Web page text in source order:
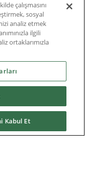
çalışmasını
sosyal
analiz etmek
ilgili
ortaklarımızla
Kabul Et